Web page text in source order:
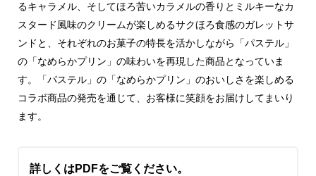
るキャラメル、そしてほろ苦いカラメルの香りとミルキーなカ
スタード風味のクリームが楽しめるサクほろ食感のガレットサ
ンドと、それぞれのお菓子の特長を活かしながら「パステル」
の「なめらかプリン」の味わいを再現した商品となっていま
す。「パステル」の「なめらかプリン」のおいしさを楽しめる
コラボ商品の発売を通じて、お客様に笑顔をお届けしてまいり
ます。
詳しくはPDFをご覧ください。